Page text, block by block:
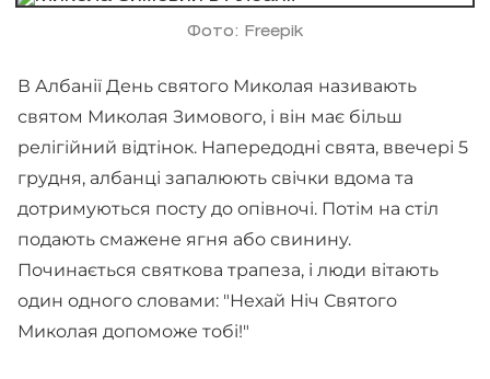
Фото: Freepik
В Албанії День святого Миколая називають
святом Миколая Зимового, і він має більш
релігійний відтінок. Напередодні свята, ввечері 5
грудня, албанці запалюють свічки вдома та
дотримуються посту до опівночі. Потім на стіл
подають смажене ягня або свинину.
Починається святкова трапеза, і люди вітають
один одного словами: "Нехай Ніч Святого
Миколая допоможе тобі!"